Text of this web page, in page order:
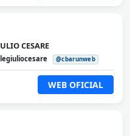
CESARE
@cbarunweb
WEB OFICIAL